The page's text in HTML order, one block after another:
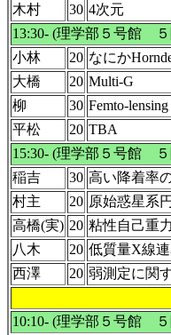
木村
30 4次元
13:30- (理学部５号館
小林
20 なにか
大橋
20 Multi-G
柳
30 Femto-
平松
20 TBA
15:30- (理学部５号館
稲吉
30 高い降着率
村主
20 原始惑星系
高橋(実) 20 粘性自己重
八木
20 低質量X線
西澤
20 弱測定に関
10:10- (理学部５号館